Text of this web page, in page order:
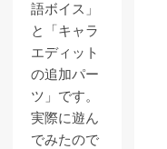
語ボイス」
と「キャラ
エディット
の追加パー
ツ」です。
実際に遊ん
でみたので